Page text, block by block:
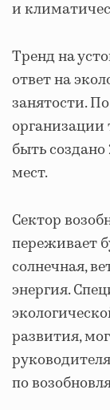
и
Тренд на
ответ на
занятости.
организации
быть
мест.
Сектор
переживает
солнечная,
энергия.
развития,
по